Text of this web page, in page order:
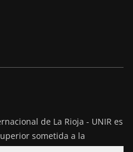
de La Rioja - UNIR es
sometida a la